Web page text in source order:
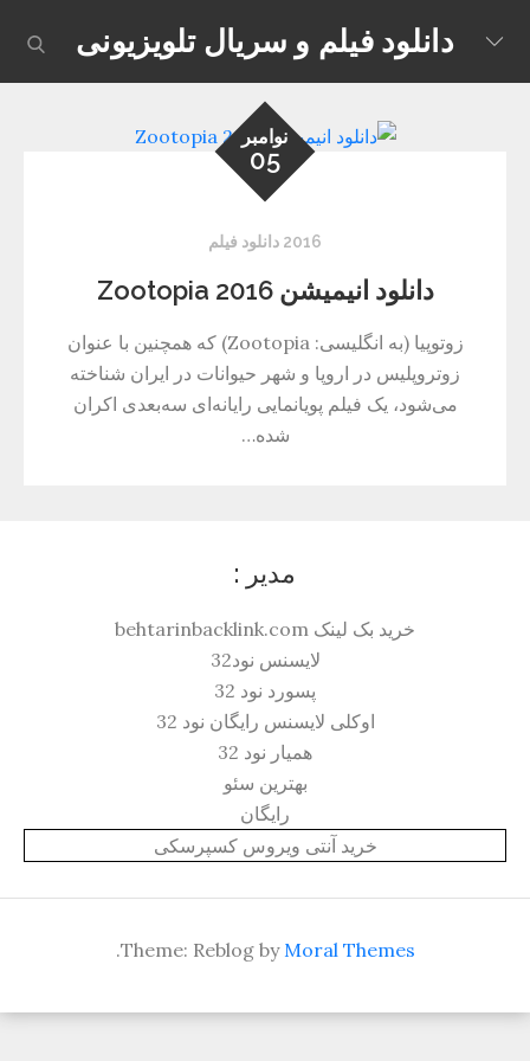
content
دانلود فیلم و سریال تلویزیونی
نوامبر
05
2016 دانلود فیلم
دانلود انیمیشن Zootopia 2016
زوتوپیا (به انگلیسی: Zootopia) که همچنین با عنوان
زوتروپلیس در اروپا و شهر حیوانات در ایران شناخته
می‌شود، یک فیلم پویانمایی رایانه‌ای سه‌بعدی اکران
شده…
مدیر :
خرید بک لینک behtarinbacklink.com
لایسنس نود32
پسورد نود 32
اوکلی لایسنس رایگان نود 32
همیار نود 32
بهترین سئو
رایگان
خرید آنتی ویروس کسپرسکی
Theme: Reblog byMoral Themes
.